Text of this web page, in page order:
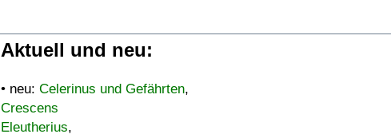
Aktuell und neu:
• neu: Celerinus und Gefährten,
Crescens
Eleutherius,